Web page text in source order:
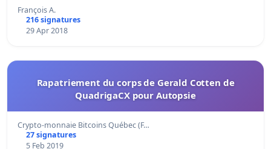
François A.
216 signatures
29 Apr 2018
Rapatriement du corps de Gerald Cotten de
QuadrigaCX pour Autopsie
Crypto-monnaie Bitcoins Québec (F…
27 signatures
5 Feb 2019